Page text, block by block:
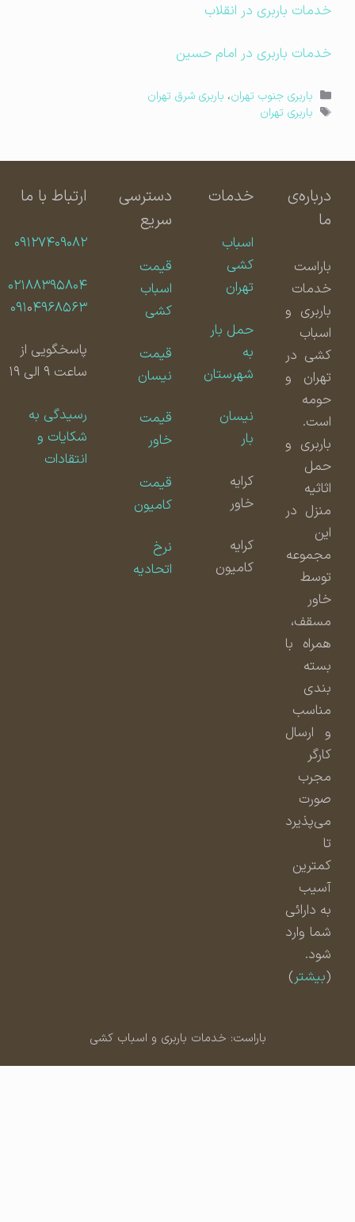
خدمات باربری در انقلاب
خدمات باربری در امام حسین
دسته‌ها
باربری جنوب تهران ،باربری شرق تهران
برچسب‌ها
باربری تهران
درباره‌ی
باراست
خدمات
باربری و
اسباب
کشی در
تهران و
حومه
است.
باربری و
حمل
اثاثیه
منزل در
مجموعه
توسط
مسقف،
همراه با
بسته
بندی
مناسب
و ارسال
مجرب
صورت
می‌پذیرد
کمترین
آسیب
به دارائی
شما وارد
شود.
بیشتر)
خدمات
اسباب
کشی
تهران
حمل بار
شهرستان
نیسان
کامیون
دسترسی
سریع
قیمت
اسباب
کشی
قیمت
نیسان
قیمت
قیمت
کامیون
اتحادیه
ارتباط با ما
۰۹۱۲۷۴۰۹۰۸۲
۰۲۱۸۸۳۹۵۸۰۴
۰۹۱۰۴۹۶۸۵۶۳
پاسخگویی از
ساعت ۹ الی ۱۹
رسیدگی به
شکایات و
انتقادات
باراست: خدمات باربری و اسباب کشی